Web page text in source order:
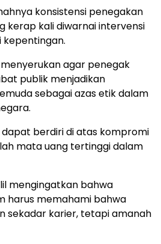
konsistensi penegakan
kerap kali diwarnai intervensi
agar penegak
publik menjadikan
sebagai azas etik dalam
dapat berdiri di atas kompromi
mata uang tertinggi dalam
mengingatkan bahwa
harus memahami bahwa
sekadar karier, tetapi amanah